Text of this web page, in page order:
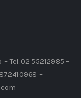
Tel.02 55212985 –
–